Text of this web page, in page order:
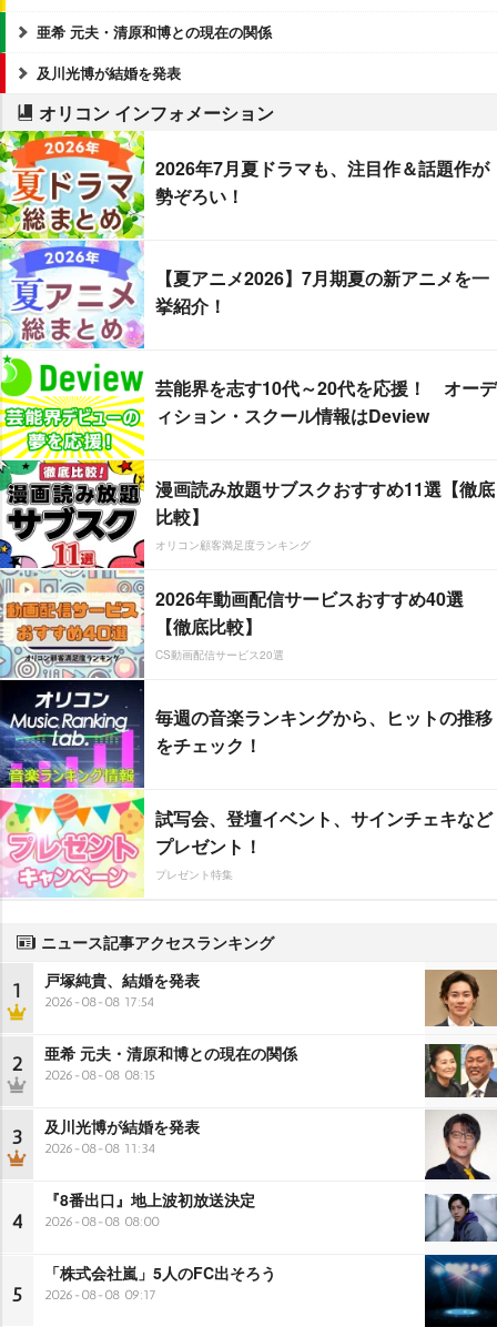
亜希 元夫・清原和博との現在の関係
及川光博が結婚を発表
オリコン インフォメーション
2026年7月夏ドラマも、注目作＆話題作が
勢ぞろい！
【夏アニメ2026】7月期夏の新アニメを一
挙紹介！
芸能界を志す10代～20代を応援！ オーデ
ィション・スクール情報はDeview
漫画読み放題サブスクおすすめ11選【徹底
比較】
オリコン顧客満足度ランキング
2026年動画配信サービスおすすめ40選
【徹底比較】
CS動画配信サービス20選
毎週の音楽ランキングから、ヒットの推移
をチェック！
試写会、登壇イベント、サインチェキなど
プレゼント！
プレゼント特集
ニュース記事アクセスランキング
1 戸塚純貴、結婚を発表
2026-08-08 17:54
2 亜希 元夫・清原和博との現在の関係
2026-08-08 08:15
3 及川光博が結婚を発表
2026-08-08 11:34
4
『8番出口』地上波初放送決定
2026-08-08 08:00
5
「株式会社嵐」5人のFC出そろう
2026-08-08 09:17